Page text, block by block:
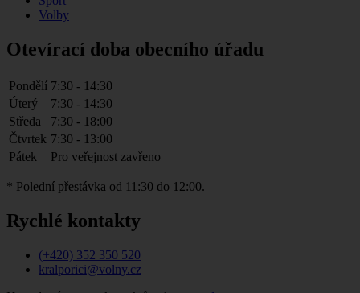
Volby
Otevírací doba obecního úřadu
Pondělí 7:30 - 14:30
Úterý
7:30 - 14:30
Středa
7:30 - 18:00
Čtvrtek 7:30 - 13:00
Pátek
Pro veřejnost zavřeno
* Polední přestávka od 11:30 do 12:00.
Rychlé kontakty
(+420) 352 350 520
kralporici@volny.cz